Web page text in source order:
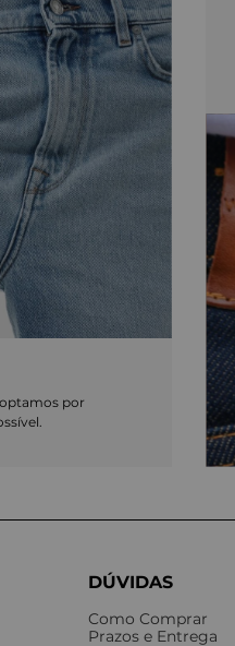
por
DÚVIDAS
Como Comprar
Prazos e Entrega